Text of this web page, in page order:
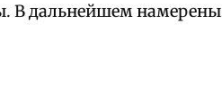
В дальнейшем намерены